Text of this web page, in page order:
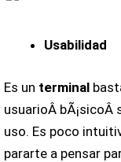
Usabilidad
Es un terminal
usuarioÂ bÃ¡sicoÂ
uso. Es poco
pararte a pensar